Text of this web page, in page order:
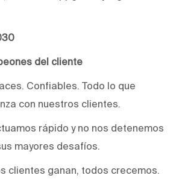
del cliente
Confiables. Todo lo que
con nuestros clientes.
rápido y no nos detenemos
mayores desafíos.
clientes ganan, todos crecemos.